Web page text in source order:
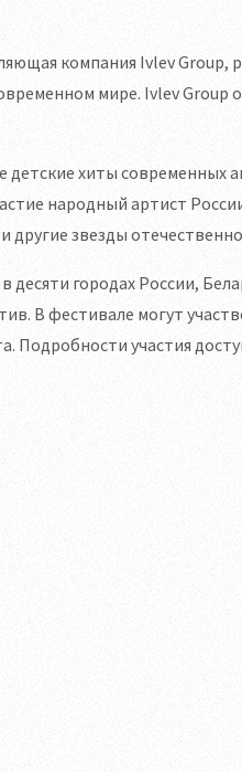
компания Ivlev Group,
мире. Ivlev Group
хиты современных
народный артист
звезды
городах России,
В фестивале могут
Подробности участия